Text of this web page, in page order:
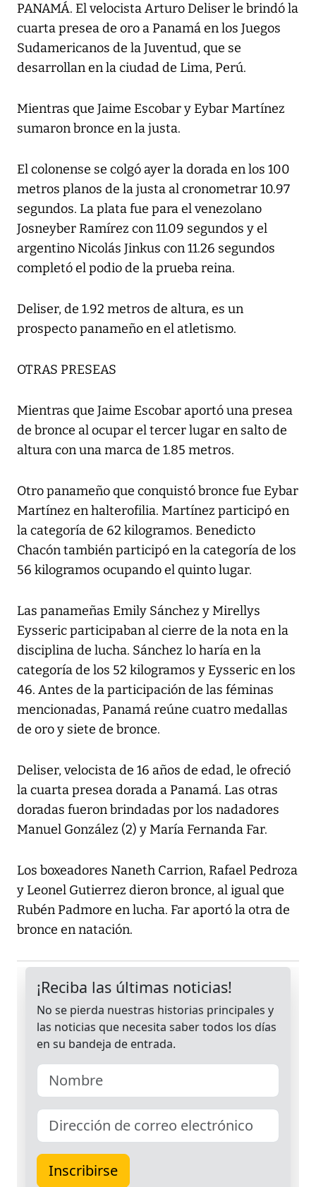
PANAMÁ. El velocista Arturo Deliser le brindó la
cuarta presea de oro a Panamá en los Juegos
Sudamericanos de la Juventud, que se
desarrollan en la ciudad de Lima, Perú.
Mientras que Jaime Escobar y Eybar Martínez
sumaron bronce en la justa.
El colonense se colgó ayer la dorada en los 100
metros planos de la justa al cronometrar 10.97
segundos. La plata fue para el venezolano
Josneyber Ramírez con 11.09 segundos y el
argentino Nicolás Jinkus con 11.26 segundos
completó el podio de la prueba reina.
Deliser, de 1.92 metros de altura, es un
prospecto panameño en el atletismo.
OTRAS PRESEAS
Mientras que Jaime Escobar aportó una presea
de bronce al ocupar el tercer lugar en salto de
altura con una marca de 1.85 metros.
Otro panameño que conquistó bronce fue Eybar
Martínez en halterofilia. Martínez participó en
la categoría de 62 kilogramos. Benedicto
Chacón también participó en la categoría de los
56 kilogramos ocupando el quinto lugar.
Las panameñas Emily Sánchez y Mirellys
Eysseric participaban al cierre de la nota en la
disciplina de lucha. Sánchez lo haría en la
categoría de los 52 kilogramos y Eysseric en los
46. Antes de la participación de las féminas
mencionadas, Panamá reúne cuatro medallas
de oro y siete de bronce.
Deliser, velocista de 16 años de edad, le ofreció
la cuarta presea dorada a Panamá. Las otras
doradas fueron brindadas por los nadadores
Manuel González (2) y María Fernanda Far.
Los boxeadores Naneth Carrion, Rafael Pedroza
y Leonel Gutierrez dieron bronce, al igual que
Rubén Padmore en lucha. Far aportó la otra de
bronce en natación.